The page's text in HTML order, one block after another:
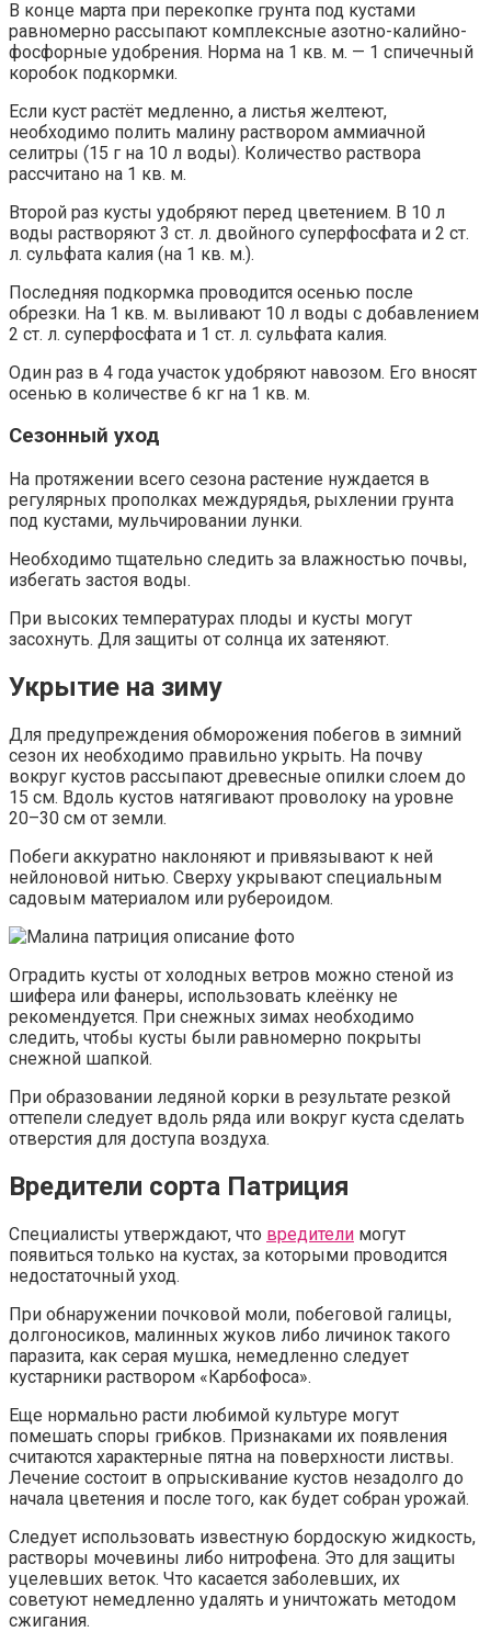
В конце марта при перекопке грунта под кустами
равномерно рассыпают комплексные азотно-калийно-
фосфорные удобрения. Норма на 1 кв. м. — 1 спичечный
коробок подкормки.
Если куст растёт медленно, а листья желтеют,
необходимо полить малину раствором аммиачной
селитры (15 г на 10 л воды). Количество раствора
рассчитано на 1 кв. м.
Второй раз кусты удобряют перед цветением. В 10 л
воды растворяют 3 ст. л. двойного суперфосфата и 2 ст.
л. сульфата калия (на 1 кв. м.).
Последняя подкормка проводится осенью после
обрезки. На 1 кв. м. выливают 10 л воды с добавлением
2 ст. л. суперфосфата и 1 ст. л. сульфата калия.
Один раз в 4 года участок удобряют навозом. Его вносят
осенью в количестве 6 кг на 1 кв. м.
Сезонный уход
На протяжении всего сезона растение нуждается в
регулярных прополках междурядья, рыхлении грунта
под кустами, мульчировании лунки.
Необходимо тщательно следить за влажностью почвы,
избегать застоя воды.
При высоких температурах плоды и кусты могут
засохнуть. Для защиты от солнца их затеняют.
Укрытие на зиму
Для предупреждения обморожения побегов в зимний
сезон их необходимо правильно укрыть. На почву
вокруг кустов рассыпают древесные опилки слоем до
15 см. Вдоль кустов натягивают проволоку на уровне
20–30 см от земли.
Побеги аккуратно наклоняют и привязывают к ней
нейлоновой нитью. Сверху укрывают специальным
садовым материалом или рубероидом.
Оградить кусты от холодных ветров можно стеной из
шифера или фанеры, использовать клеёнку не
рекомендуется. При снежных зимах необходимо
следить, чтобы кусты были равномерно покрыты
снежной шапкой.
При образовании ледяной корки в результате резкой
оттепели следует вдоль ряда или вокруг куста сделать
отверстия для доступа воздуха.
Вредители сорта Патриция
Специалисты утверждают, что вредители могут
появиться только на кустах, за которыми проводится
недостаточный уход.
При обнаружении почковой моли, побеговой галицы,
долгоносиков, малинных жуков либо личинок такого
паразита, как серая мушка, немедленно следует
кустарники раствором «Карбофоса».
Еще нормально расти любимой культуре могут
помешать споры грибков. Признаками их появления
считаются характерные пятна на поверхности листвы.
Лечение состоит в опрыскивание кустов незадолго до
начала цветения и после того, как будет собран урожай.
Следует использовать известную бордоскую жидкость,
растворы мочевины либо нитрофена. Это для защиты
уцелевших веток. Что касается заболевших, их
советуют немедленно удалять и уничтожать методом
сжигания.